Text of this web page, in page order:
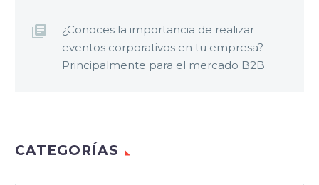
¿Conoces la importancia de realizar
eventos corporativos en tu empresa?
Principalmente para el mercado B2B
CATEGORÍAS